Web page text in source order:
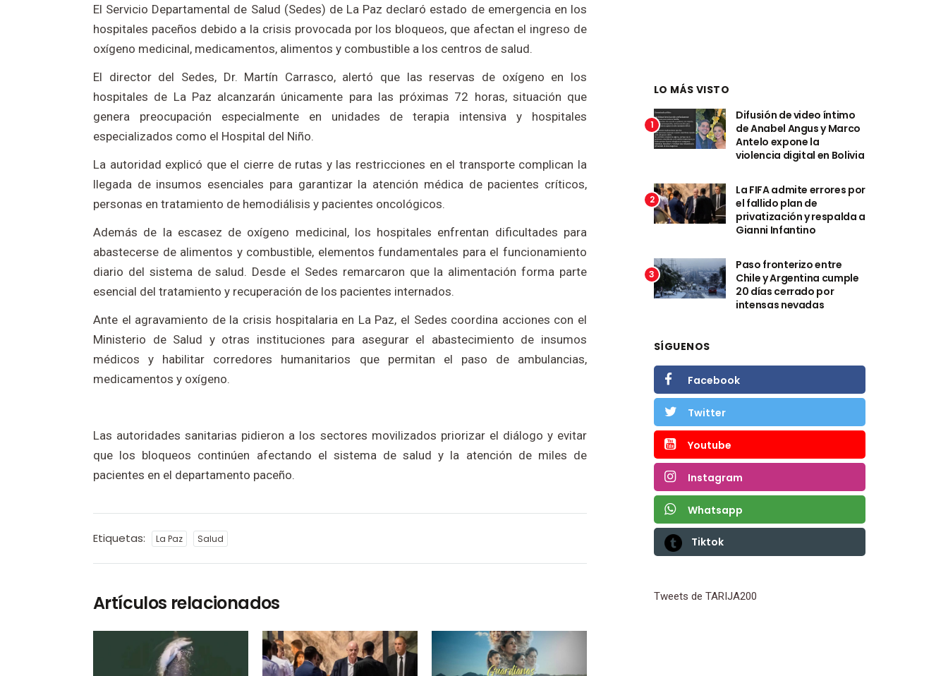
El Servicio Departamental de Salud (Sedes) de La Paz declaró estado de emergencia en los
hospitales paceños debido a la crisis provocada por los bloqueos, que afectan el ingreso de
oxígeno medicinal, medicamentos, alimentos y combustible a los centros de salud.
El director del Sedes, Dr. Martín Carrasco, alertó que las reservas de oxígeno en los
hospitales de La Paz alcanzarán únicamente para las próximas 72 horas, situación que
genera preocupación especialmente en unidades de terapia intensiva y hospitales
especializados como el Hospital del Niño.
La autoridad explicó que el cierre de rutas y las restricciones en el transporte complican la
llegada de insumos esenciales para garantizar la atención médica de pacientes críticos,
personas en tratamiento de hemodiálisis y pacientes oncológicos.
Además de la escasez de oxígeno medicinal, los hospitales enfrentan dificultades para
abastecerse de alimentos y combustible, elementos fundamentales para el funcionamiento
diario del sistema de salud. Desde el Sedes remarcaron que la alimentación forma parte
esencial del tratamiento y recuperación de los pacientes internados.
Ante el agravamiento de la crisis hospitalaria en La Paz, el Sedes coordina acciones con el
Ministerio de Salud y otras instituciones para asegurar el abastecimiento de insumos
médicos y habilitar corredores humanitarios que permitan el paso de ambulancias,
medicamentos y oxígeno.
Las autoridades sanitarias pidieron a los sectores movilizados priorizar el diálogo y evitar
que los bloqueos continúen afectando el sistema de salud y la atención de miles de
pacientes en el departamento paceño.
Etiquetas: La Paz Salud
Artículos relacionados
LO MÁS VISTO
1
Difusión de video íntimo
de Anabel Angus y Marco
Antelo expone la
violencia digital en Bolivia
2
La FIFA admite errores por
el fallido plan de
privatización y respalda a
Gianni Infantino
3
Paso fronterizo entre
Chile y Argentina cumple
20 días cerrado por
intensas nevadas
SÍGUENOS
Facebook
Twitter
Youtube
Instagram
Whatsapp
Tiktok
Tweets de TARIJA200